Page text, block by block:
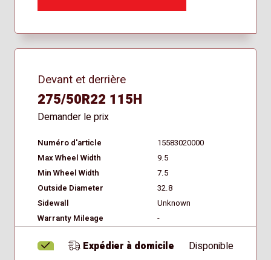
Devant et derrière
275/50R22 115H
Demander le prix
Numéro d'article
15583020000
Max Wheel Width
9.5
Min Wheel Width
7.5
Outside Diameter
32.8
Sidewall
Unknown
Warranty Mileage
-
Expédier à domicile Disponible